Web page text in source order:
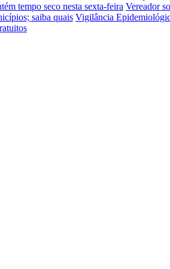
tempo seco nesta sexta-feira Vereador
saiba quais Vigilância